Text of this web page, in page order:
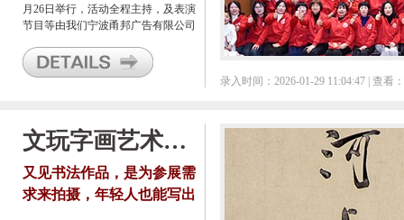
月26日举行，活动全程主持，及表演
节目等由我们宁波甬邦广告有限公司
录入时间：2026-01-29 11:04:47 | 查看
文玩字画艺术品拍照
又见书法作品，是为参展需
求来拍摄，年轻人也能写出